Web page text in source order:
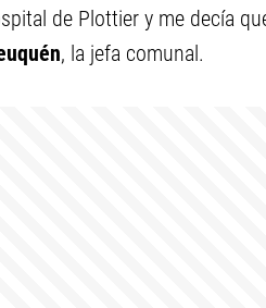
de Plottier y me decía
, la jefa comunal.